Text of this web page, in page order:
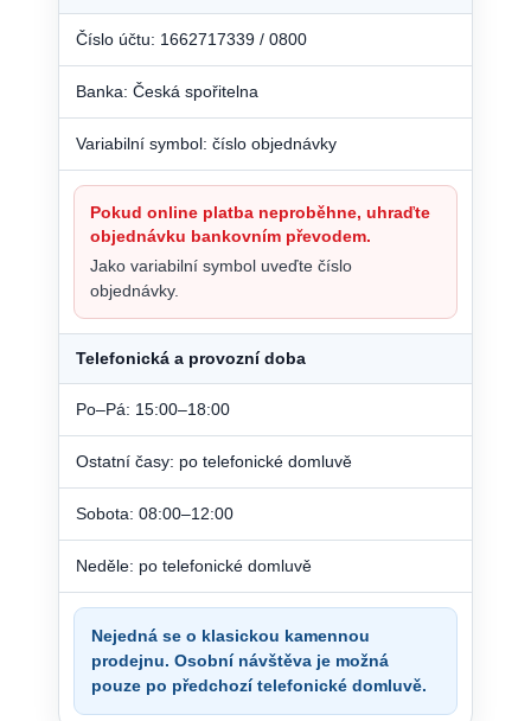
Číslo účtu: 1662717339 / 0800
Banka: Česká spořitelna
Variabilní symbol: číslo objednávky
Pokud online platba neproběhne, uhraďte
objednávku bankovním převodem.
Jako variabilní symbol uveďte číslo
objednávky.
Telefonická a provozní doba
Po–Pá: 15:00–18:00
Ostatní časy: po telefonické domluvě
Sobota: 08:00–12:00
Neděle: po telefonické domluvě
Nejedná se o klasickou kamennou
prodejnu. Osobní návštěva je možná
pouze po předchozí telefonické domluvě.